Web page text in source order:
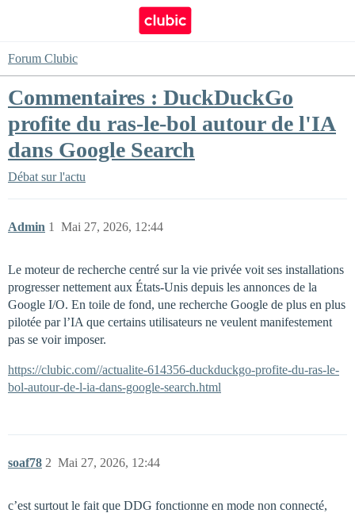
Forum Clubic
Commentaires : DuckDuckGo
profite du ras-le-bol autour de l'IA
dans Google Search
Débat sur l'actu
Admin Mai 27, 2026, 12:44
1
Le moteur de recherche centré sur la vie privée voit ses installations
progresser nettement aux États-Unis depuis les annonces de la
Google I/O. En toile de fond, une recherche Google de plus en plus
pilotée par l’IA que certains utilisateurs ne veulent manifestement
pas se voir imposer.
https://clubic.com//actualite-614356-duckduckgo-profite-du-ras-le-
bol-autour-de-l-ia-dans-google-search.html
soaf78 Mai 27, 2026, 12:44
2
c’est surtout le fait que DDG fonctionne en mode non connecté,